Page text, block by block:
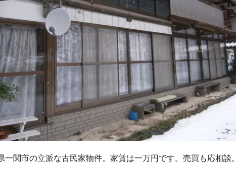
一関市の立派な古民家物件。家賃は一万円です。売買も応相談。